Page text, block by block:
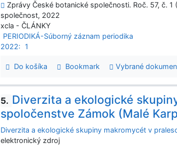
Zprávy České botanické společnosti. Roč. 57, č.
společnost, 2022
xcla - ČLÁNKY
PERIODIKÁ-Súborný záznam periodika
2022:
1
Do košíka Bookmark Vybrané
5. Diverzita a ekologické
spoločenstve Zámok (Malé
Diverzita a ekologické skupiny makromycét v
elektronický zdroj